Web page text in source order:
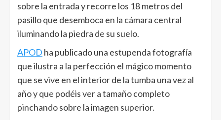
sobre la entrada y recorre los 18 metros del
pasillo que desemboca en la cámara central
iluminando la piedra de su suelo.
APOD ha publicado una estupenda fotografía
que ilustra a la perfección el mágico momento
que se vive en el interior de la tumba una vez al
año y que podéis ver a tamaño completo
pinchando sobre la imagen superior.